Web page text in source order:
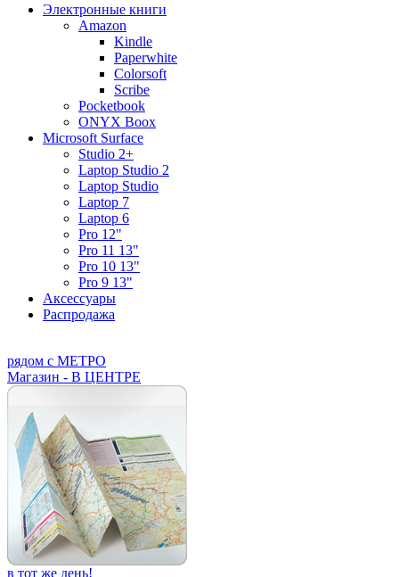
Электронные книги
Amazon
Kindle
Paperwhite
Colorsoft
Scribe
Pocketbook
ONYX Boox
Microsoft Surface
Studio 2+
Laptop Studio 2
Laptop Studio
Laptop 7
Laptop 6
Pro 12"
Pro 11 13"
Pro 10 13"
Pro 9 13"
Аксессуары
Распродажа
рядом с МЕТРО
Магазин - В ЦЕНТРЕ
в тот же день!